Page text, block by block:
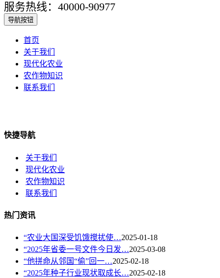
服务热线：40000-90977
导航按钮
首页
关于我们
现代化农业
农作物知识
联系我们
快捷导航
关于我们
现代化农业
农作物知识
联系我们
热门资讯
“农业大国深受饥饿搅扰使…2025-01-18
“2025年省委一号文件今日发…2025-03-08
“他拼命从邻国“偷”回一…2025-02-18
“2025年种子行业现状取成长…2025-02-18